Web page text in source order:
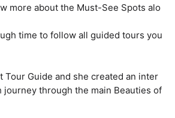
more about the Must-See Spots alo
time to follow all guided tours you
Tour Guide and she created an inter
through the main Beauties of